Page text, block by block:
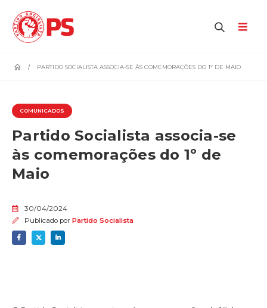
PARTIDO SOCIALISTA ASSOCIA-SE ÀS COMEMORAÇÕES DO 1º DE MAIO
COMUNICADOS
Partido Socialista associa-se
às comemorações do 1º de
Maio
30/04/2024
Publicado por Partido Socialista